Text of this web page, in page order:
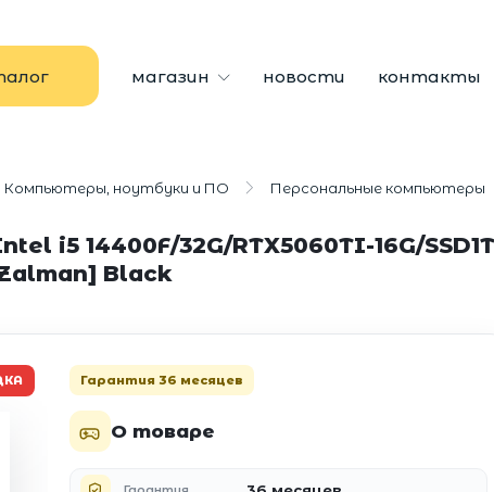
магазин новости контакты
Компьютеры, ноутбуки и ПО Персональные компьютеры
i5 14400F/32G/RTX5060TI-16G/
Black
Гарантия 36 месяцев
О товаре